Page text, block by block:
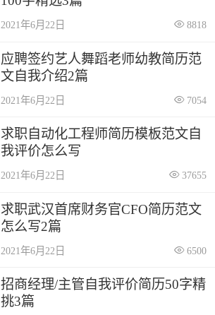
2021年6月22日 8818
应聘签约艺人舞蹈老师幼教简历范
文自我介绍2篇
2021年6月22日 7054
求职自动化工程师简历模板范文自
我评价怎么写
2021年6月22日 37655
求职武汉首席财务官CFO简历范文
怎么写2篇
2021年6月22日 6500
招商经理/主管自我评价简历50字精
挑3篇